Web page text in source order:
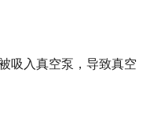
吸入真空泵，导致真空